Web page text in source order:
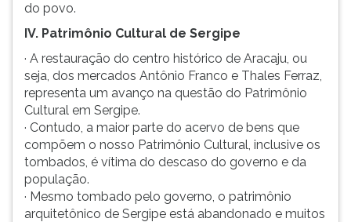
do povo.
IV. Patrimônio Cultural de Sergipe
· A restauração do centro histórico de Aracaju, ou
seja, dos mercados Antônio Franco e Thales Ferraz,
representa um avanço na questão do Patrimônio
Cultural em Sergipe.
· Contudo, a maior parte do acervo de bens que
compõem o nosso Patrimônio Cultural, inclusive os
tombados, é vítima do descaso do governo e da
população.
· Mesmo tombado pelo governo, o patrimônio
arquitetônico de Sergipe está abandonado e muitos